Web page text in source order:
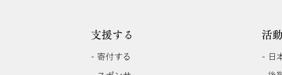
支援する
- 寄付する
活
- 日